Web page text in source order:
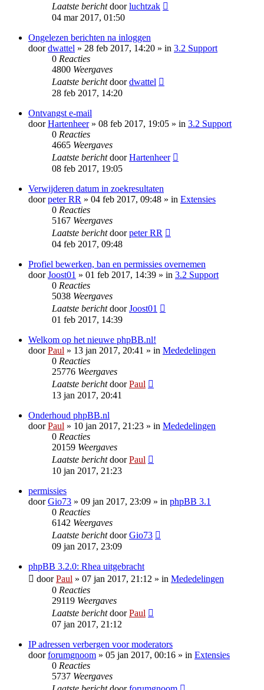
Laatste berichtdoorluchtzak
04 mar 2017, 01:50
Ongelezen berichten na inloggen
doordwattel » 28 feb 2017, 14:20 » in 3.2 Support
0 Reacties
4800 Weergaves
Laatste berichtdoordwattel
28 feb 2017, 14:20
Ontvangst e-mail
doorHartenheer» 08 feb 2017, 19:05 » in 3.2 Support
0 Reacties
4665 Weergaves
Laatste berichtdoorHartenheer
08 feb 2017, 19:05
Verwijderen datum in zoekresultaten
doorpeter RR » 04 feb 2017, 09:48 » in Extensies
0 Reacties
5167 Weergaves
Laatste berichtdoorpeter RR
04 feb 2017, 09:48
Profiel bewerken, ban en permissies overnemen
doorJoost01 » 01 feb 2017, 14:39 » in 3.2 Support
0 Reacties
5038 Weergaves
Laatste berichtdoorJoost01
01 feb 2017, 14:39
Welkom op het nieuwe phpBB.nl!
doorPaul » 13 jan 2017, 20:41 » in Mededelingen
0 Reacties
25776 Weergaves
Laatste berichtdoorPaul
13 jan 2017, 20:41
Onderhoud phpBB.nl
doorPaul » 10 jan 2017, 21:23 » in Mededelingen
0 Reacties
20159 Weergaves
Laatste berichtdoorPaul
10 jan 2017, 21:23
permissies
doorGio73 » 09 jan 2017, 23:09 » in phpBB 3.1
0 Reacties
6142 Weergaves
Laatste berichtdoorGio73
09 jan 2017, 23:09
phpBB 3.2.0: Rhea uitgebracht
doorPaul » 07 jan 2017, 21:12 » in Mededelingen
0 Reacties
29119 Weergaves
Laatste berichtdoorPaul
07 jan 2017, 21:12
IP adressen verbergen voor moderators
doorforumgnoom » 05 jan 2017, 00:16 » in Extensies
0 Reacties
5737 Weergaves